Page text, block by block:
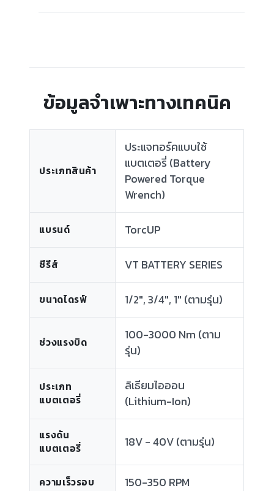
ข้อมูลจำเพาะทางเทคนิค
ประเภทสินค้า
ประแจทอร์คแบบใช้
แบตเตอรี่ (Battery
Powered Torque
Wrench)
แบรนด์ TorcUP
ซีรีส์ VT BATTERY SERIES
ขนาดไดรฟ์ 1/2", 3/4", 1" (ตามรุ่น)
ช่วงแรงบิด
100-3000 Nm (ตาม
รุ่น)
ประเภท
แบตเตอรี่
ลิเธียมไอออน
(Lithium-Ion)
แรงดัน
แบตเตอรี่
18V - 40V (ตามรุ่น)
ความเร็วรอบ 150-350 RPM